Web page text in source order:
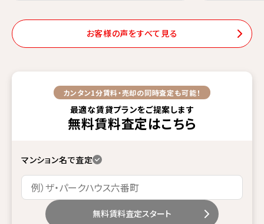
お客様の声をすべて見る
カンタン1分賃料・売却の同時査定も可能！
最適な賃貸プランをご提案します
無料賃料査定はこちら
マンション名で査定
無料賃料査定スタート